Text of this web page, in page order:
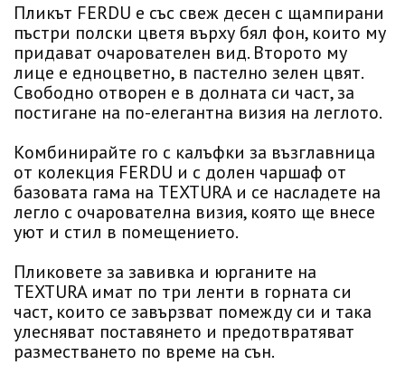
Пликът FERDU е със свеж десен с щампирани
пъстри полски цветя върху бял фон, които му
придават очарователен вид. Второто му
лице е едноцветно, в пастелно зелен цвят.
Свободно отворен е в долната си част, за
постигане на по-елегантна визия на леглото.
Комбинирайте го с калъфки за възглавница
от колекция FERDU и с долен чаршаф от
базовата гама на TEXTURA и се насладете на
легло с очарователна визия, която ще внесе
уют и стил в помещението.
Пликовете за завивка и юрганите на
TEXTURA имат по три ленти в горната си
част, които се завързват помежду си и така
улесняват поставянето и предотвратяват
разместването по време на сън.